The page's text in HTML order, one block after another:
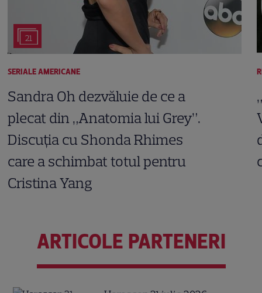
21
SERIALE AMERICANE
Sandra Oh dezvăluie de ce a
plecat din „Anatomia lui Grey”.
Discuția cu Shonda Rhimes
care a schimbat totul pentru
Cristina Yang
ARTICOLE PARTENERI